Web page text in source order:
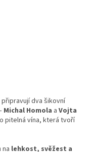
dva šikovní
Michal Homola a Vojta
pitelná vína, která tvoří
lehkost, svěžest a